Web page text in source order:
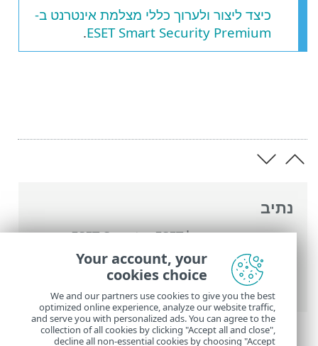
נתיב
העזרה המקוונת של ESET >
ESET Smart
Security Premium
>הגדרות מתקדמות
הגנות>בקרת התקנים> הגנת מצלמת
אינטרנט
כיצד ליצור ולערוך כללי מצלמת אינטרנט ב-
ESET Smart Security Premium
.
Your account, your
cookies choice
We and our partners use cookies to give you the best
optimized online experience, analyze our website traffic,
and serve you with personalized ads. You can agree to the
collection of all cookies by clicking "Accept all and close",
decline all non-essential cookies by choosing "Accept